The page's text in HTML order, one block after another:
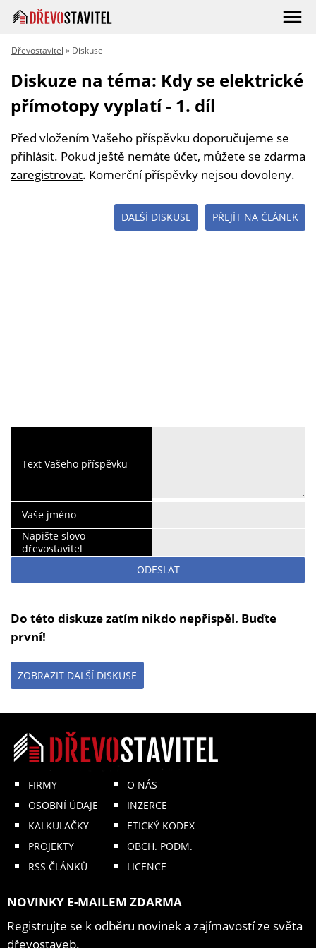
Dřevostavitel » Diskuse
Diskuze na téma: Kdy se elektrické
přímotopy vyplatí - 1. díl
Před vložením Vašeho příspěvku doporučujeme se
přihlásit. Pokud ještě nemáte účet, můžete se zdarma
zaregistrovat. Komerční příspěvky nejsou dovoleny.
PŘEJÍT NA ČLÁNEK
DALŠÍ DISKUSE
Text Vašeho příspěvku
Vaše jméno
Napište slovo
dřevostavitel
ODESLAT
Do této diskuze zatím nikdo nepřispěl. Buďte
první!
ZOBRAZIT DALŠÍ DISKUSE
FIRMY
OSOBNÍ ÚDAJE
KALKULAČKY
PROJEKTY
RSS ČLÁNKŮ
O NÁS
INZERCE
ETICKÝ KODEX
OBCH. PODM.
LICENCE
NOVINKY E-MAILEM ZDARMA
Registrujte se k odběru novinek a zajímavostí ze světa
dřevostaveb.